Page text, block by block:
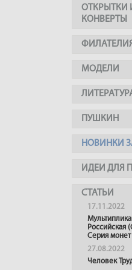
ОТКРЫТКИ
КОНВЕРТЫ
МОДЕЛИ
ПУШКИН
НОВИНКИ
ИДЕИ ДЛЯ
СТАТЬИ
17.11.2022
Российская
Серия монет
27.08.2022
Человек